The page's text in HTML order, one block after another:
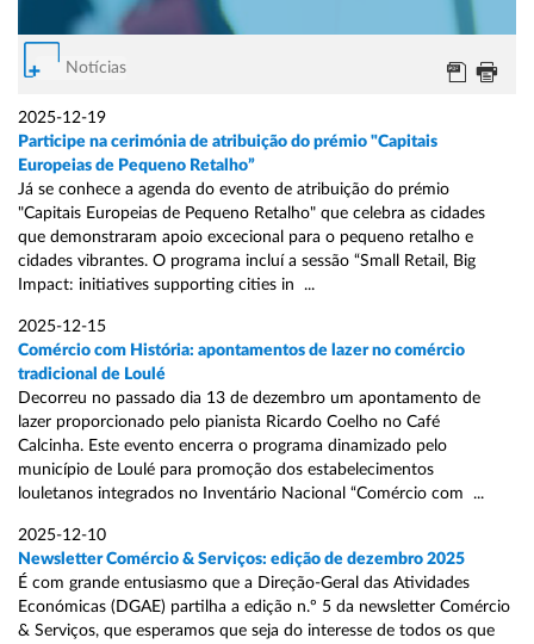
Notícias
2025-12-19
Participe na cerimónia de atribuição do prémio "Capitais
Europeias de Pequeno Retalho”
Já se conhece a agenda do evento de atribuição do prémio
"Capitais Europeias de Pequeno Retalho" que celebra as cidades
que demonstraram apoio excecional para o pequeno retalho e
cidades vibrantes. O programa incluí a sessão “Small Retail, Big
Impact: initiatives supporting cities in ...
2025-12-15
Comércio com História: apontamentos de lazer no comércio
tradicional de Loulé
Decorreu no passado dia 13 de dezembro um apontamento de
lazer proporcionado pelo pianista Ricardo Coelho no Café
Calcinha. Este evento encerra o programa dinamizado pelo
município de Loulé para promoção dos estabelecimentos
louletanos integrados no Inventário Nacional “Comércio com ...
2025-12-10
Newsletter Comércio & Serviços: edição de dezembro 2025
É com grande entusiasmo que a Direção-Geral das Atividades
Económicas (DGAE) partilha a edição n.º 5 da newsletter Comércio
& Serviços, que esperamos que seja do interesse de todos os que